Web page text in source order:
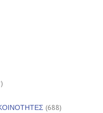
(688)